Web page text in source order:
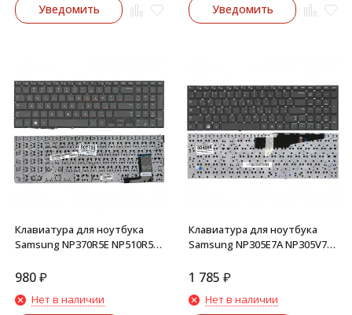
Уведомить Уведомить
Клавиатура для ноутбука
Samsung NP370R5E NP510R5E
980₽
Нет в наличии
Клавиатура для ноутбука
Samsung NP305E7A NP305V7A
004088
1 785 ₽
Нет в наличии